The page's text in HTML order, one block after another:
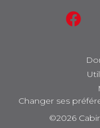
Changer ses
©2026